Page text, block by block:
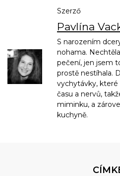
Szerző
Pavlína
S narozením
nohama.
pečení, jen jsem
prostě nestíhala.
vychytávky,
času a nervů,
miminku, a
kuchyně.